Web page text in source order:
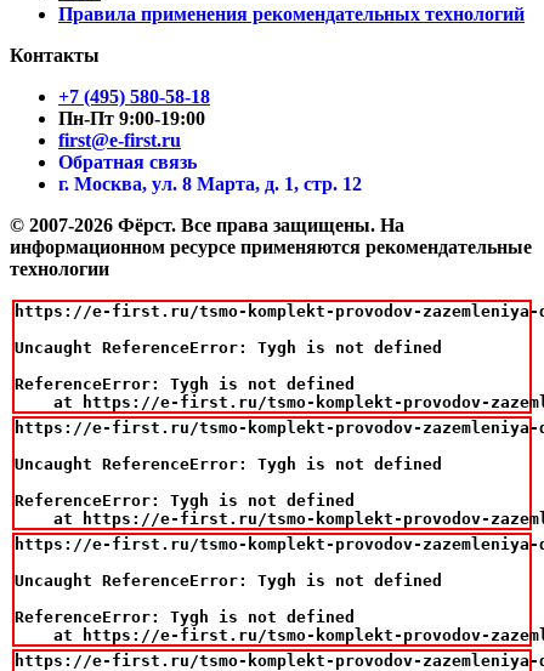
Правила применения рекомендательных технологий
Контакты
+7 (495) 580-58-18
Пн-Пт 9:00-19:00
first@e-first.ru
Обратная связь
г. Москва, ул. 8 Марта, д. 1, стр. 12
© 2007-2026 Фёрст. Все права защищены. На
информационном ресурсе применяются рекомендательные
технологии
https://e-first.ru/tsmo-komplekt-provodov-zazemleniya-
Uncaught ReferenceError: Tygh is not defined
ReferenceError: Tygh is not defined
at https://e-first.ru/tsmo-komplekt-provodov-
https://e-first.ru/tsmo-komplekt-provodov-zazemleniya-
Uncaught ReferenceError: Tygh is not defined
ReferenceError: Tygh is not defined
at https://e-first.ru/tsmo-komplekt-provodov-
https://e-first.ru/tsmo-komplekt-provodov-zazemleniya-
Uncaught ReferenceError: Tygh is not defined
ReferenceError: Tygh is not defined
at https://e-first.ru/tsmo-komplekt-provodov-
https://e-first.ru/tsmo-komplekt-provodov-zazemleniya-